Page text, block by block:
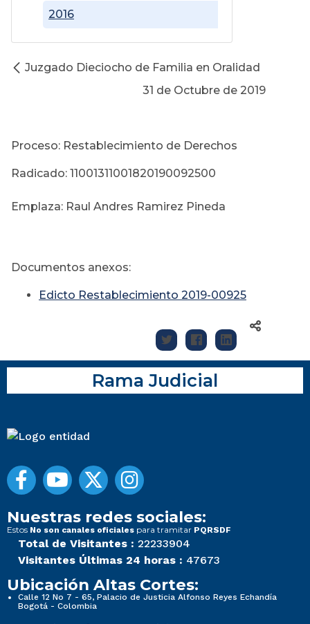
2016
Juzgado Dieciocho de Familia en Oralidad
31 de Octubre de 2019
Proceso: Restablecimiento de Derechos
Radicado: 11001311001820190092500
Emplaza: Raul Andres Ramirez Pineda
Documentos anexos:
Edicto Restablecimiento 2019-00925
Rama Judicial
Nuestras redes sociales:
Estos No son canales oficiales para tramitar PQRSDF
Total de Visitantes : 22233904
Visitantes Últimas 24 horas : 47673
Ubicación Altas Cortes:
Calle 12 No 7 - 65, Palacio de Justicia Alfonso Reyes Echandía
Bogotá - Colombia